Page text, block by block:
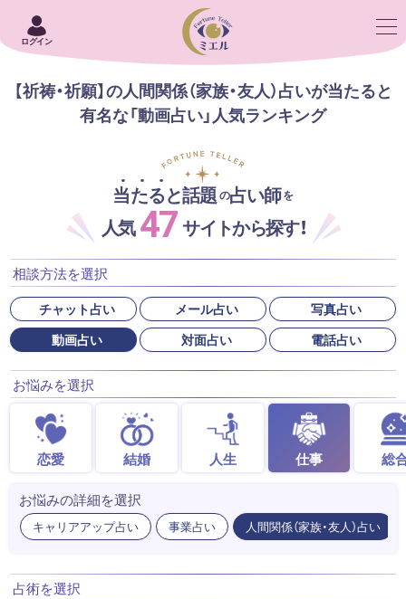
ログイン
【祈祷・祈願】の人間関係（家族・友人）占いが当たると
有名な「動画占い」人気ランキング
当たると話題の占い師を
人気47サイトから探す！
相談方法を選択
チャット占い メール占い
写真占い
動画占い
対面占い 電話占い
お悩みを選択
恋愛 結婚 人生 仕事 総
お悩みの詳細を選択
キャリアアップ占い 事業占い 人間関係（家族・友人）占い
占術を選択